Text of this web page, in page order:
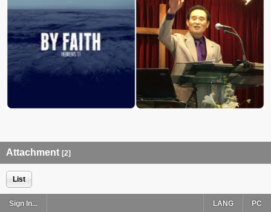
Attachment [2]
List
Sign In... PC
LANG